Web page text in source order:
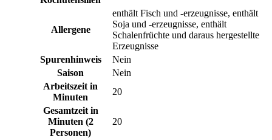
Allergene
enthält Fisch und -erzeugnisse, enthält
Soja und -erzeugnisse, enthält
Schalenfrüchte und daraus hergestellte
Erzeugnisse
Spurenhinweis
Nein
Saison
Nein
Arbeitszeit in
Minuten
20
Gesamtzeit in
Minuten (2
Personen)
20